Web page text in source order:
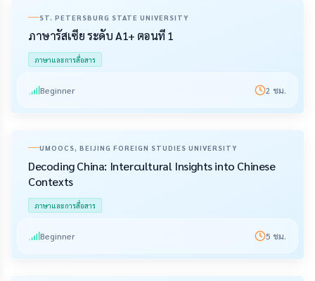
ST. PETERSBURG STATE UNIVERSITY
ภาษารัสเซีย ระดับ A1+ ตอนที่ 1
ภาษาและการสื่อสาร
Beginner 2 ชม.
UMOOCS, BEIJING FOREIGN STUDIES UNIVERSITY
Decoding China: Intercultural Insights into Chinese
Contexts
ภาษาและการสื่อสาร
Beginner 5 ชม.